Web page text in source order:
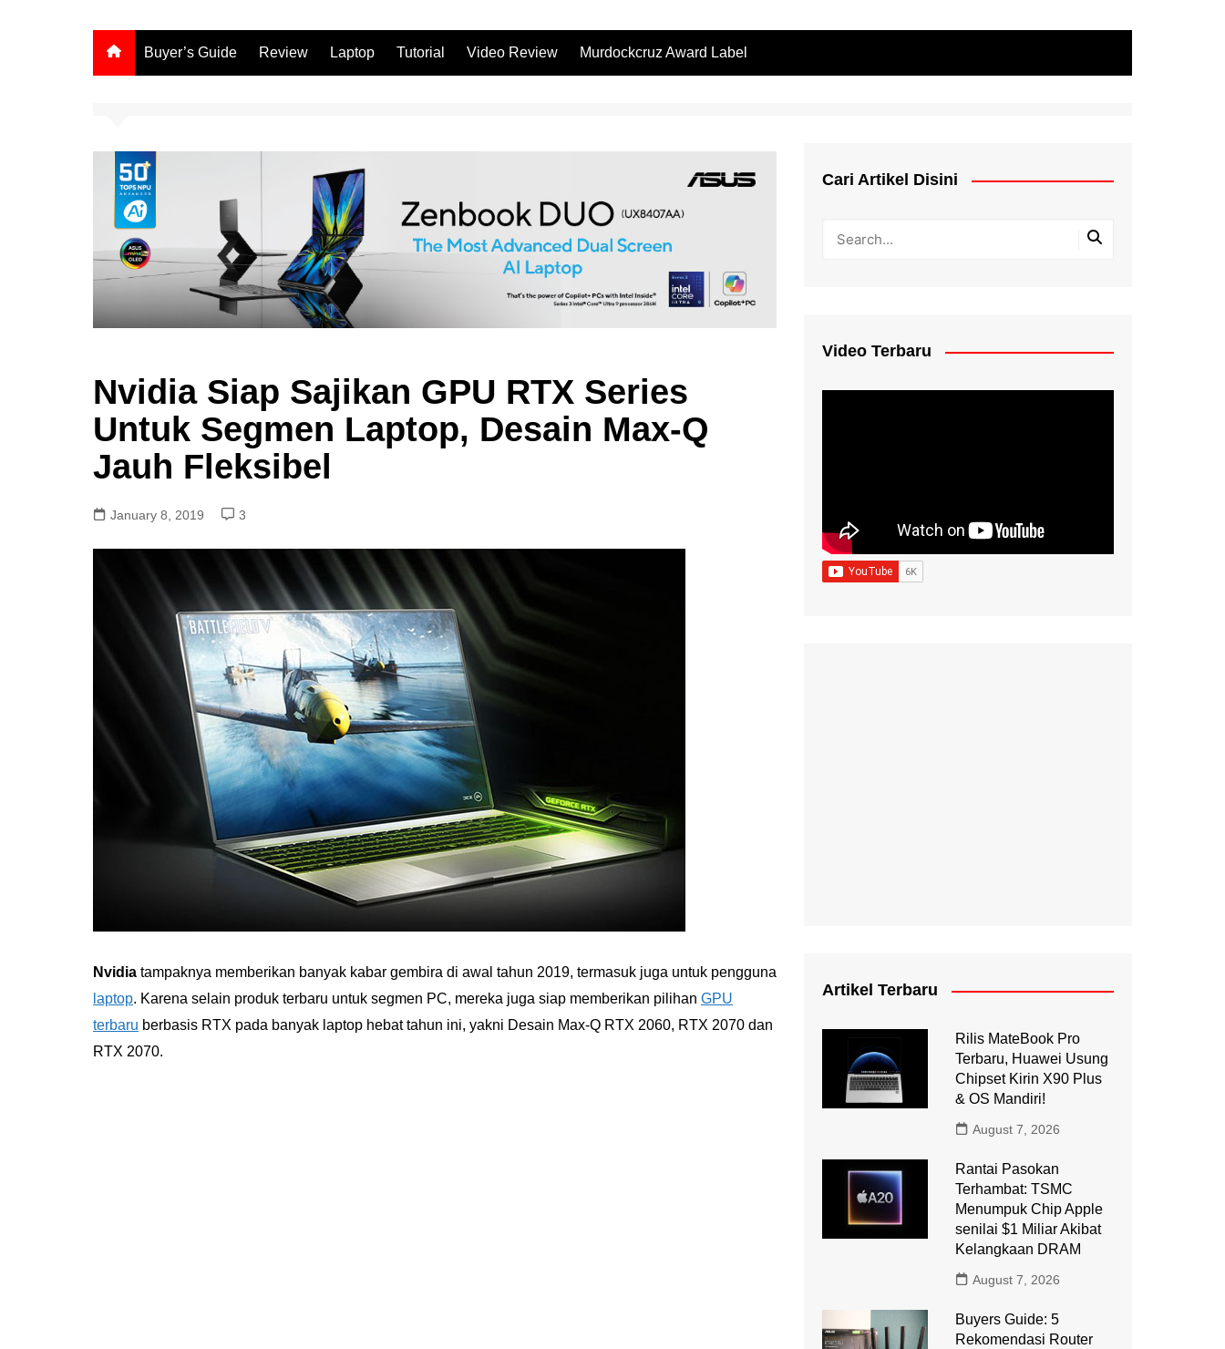
Buyer’s Guide Review Laptop Tutorial Video Review Murdockcruz Award Label
Nvidia Siap Sajikan GPU RTX Series
Untuk Segmen Laptop, Desain Max-Q
Jauh Fleksibel
January 8, 2019 3
Nvidia tampaknya memberikan banyak kabar gembira di awal tahun 2019, termasuk juga untuk pengguna
laptop. Karena selain produk terbaru untuk segmen PC, mereka juga siap memberikan pilihan GPU
terbaru berbasis RTX pada banyak laptop hebat tahun ini, yakni Desain Max-Q RTX 2060, RTX 2070 dan
RTX 2070.
Cari Artikel Disini
Video Terbaru
Artikel Terbaru
Rilis MateBook Pro
Terbaru, Huawei Usung
Chipset Kirin X90 Plus
& OS Mandiri!
August 7, 2026
Rantai Pasokan
Terhambat: TSMC
Menumpuk Chip Apple
senilai $1 Miliar Akibat
Kelangkaan DRAM
August 7, 2026
Buyers Guide: 5
Rekomendasi Router